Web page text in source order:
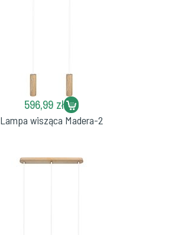
596,99 zł
Lampa wisząca Madera-2